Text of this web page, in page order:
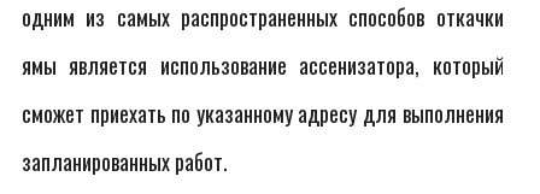
одним из самых распространенных способов откачки
ямы является использование ассенизатора, который
сможет приехать по указанному адресу для выполнения
запланированных работ.